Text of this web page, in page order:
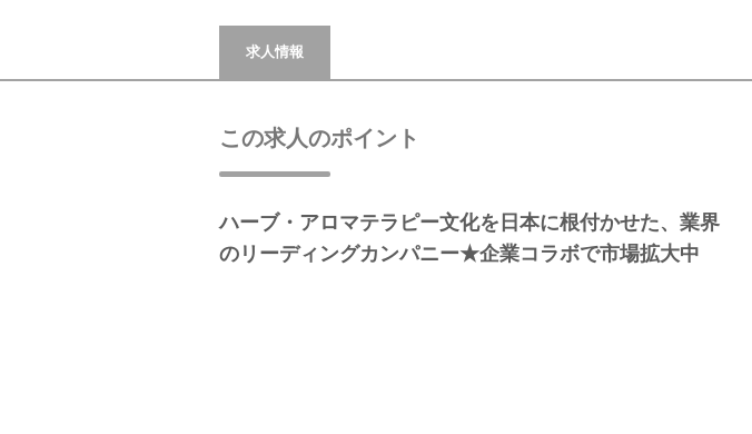
求人情報
この求人のポイント
ハーブ・アロマテラピー文化を日本に根付かせた、業界
のリーディングカンパニー★企業コラボで市場拡大中